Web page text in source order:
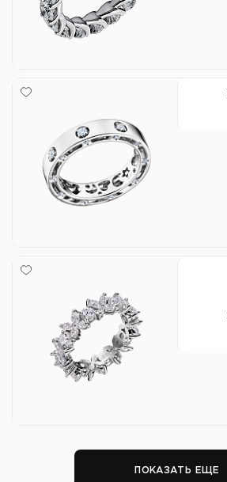
ПОКАЗАТЬ ЕЩЕ